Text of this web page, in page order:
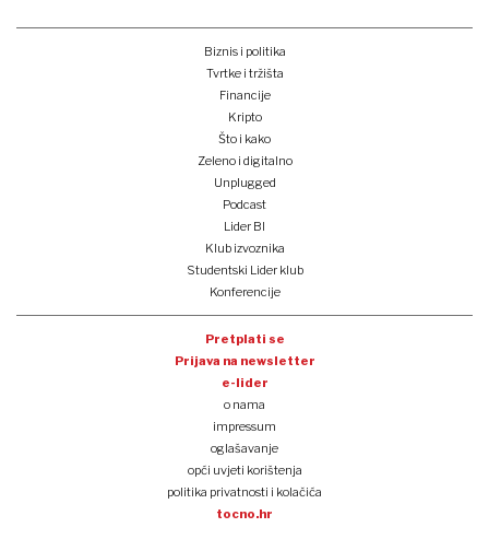
Biznis i politika
Tvrtke i tržišta
Financije
Kripto
Što i kako
Zeleno i digitalno
Unplugged
Podcast
Lider BI
Klub izvoznika
Studentski Lider klub
Konferencije
Pretplati se
Prijava na newsletter
e-lider
o nama
impressum
oglašavanje
opći uvjeti korištenja
politika privatnosti i kolačića
tocno.hr